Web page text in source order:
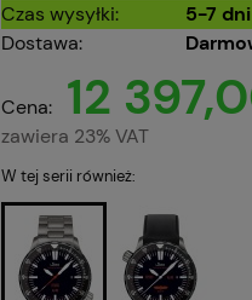
Czas wysyłki:
5-7 dni
Dostawa:
Cena: 12
zawiera 23% VAT
W tej serii również: